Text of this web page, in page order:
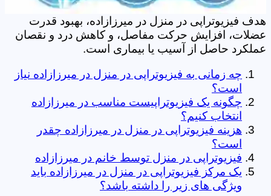
هدف فیزیوتراپی در منزل در میرزازاده، بهبود قدرت
عضلات، افزایش حرکت مفاصل، و کاهش درد و نقصان
عملکرد حاصل از آسیب یا بیماری است.
چه زمانی به فیزیوتراپی در منزل در میرزازاده نیاز
است؟
چگونه یک فیزیوتراپیست مناسب در میرزازاده
انتخاب کنیم؟
هزینه فیزیوتراپی در منزل در میرزازاده چقدر
است؟
فیزیوتراپی در منزل توسط خانم در میرزازاده
یک مرکز فیزیوتراپی در منزل در میرزازاده باید
ویژگی های زیر را داشته باشد؟